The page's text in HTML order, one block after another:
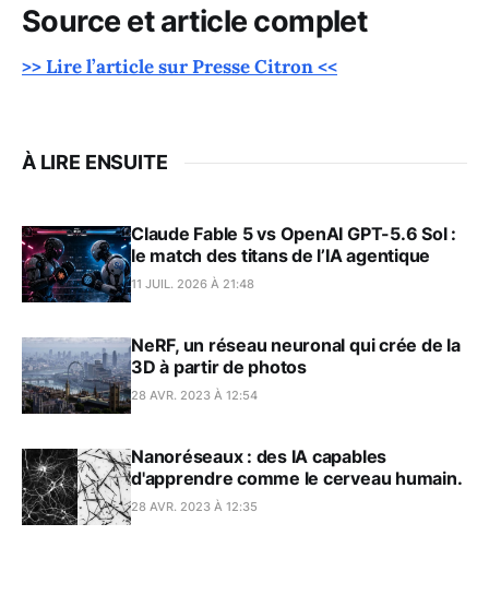
Source et article complet
>> Lire l’article sur Presse Citron <<
À LIRE ENSUITE
Claude Fable 5 vs OpenAI GPT-5.6 Sol :
le match des titans de l’IA agentique
11 JUIL. 2026 À 21:48
NeRF, un réseau neuronal qui crée de la
3D à partir de photos
28 AVR. 2023 À 12:54
Nanoréseaux : des IA capables
d'apprendre comme le cerveau humain.
28 AVR. 2023 À 12:35